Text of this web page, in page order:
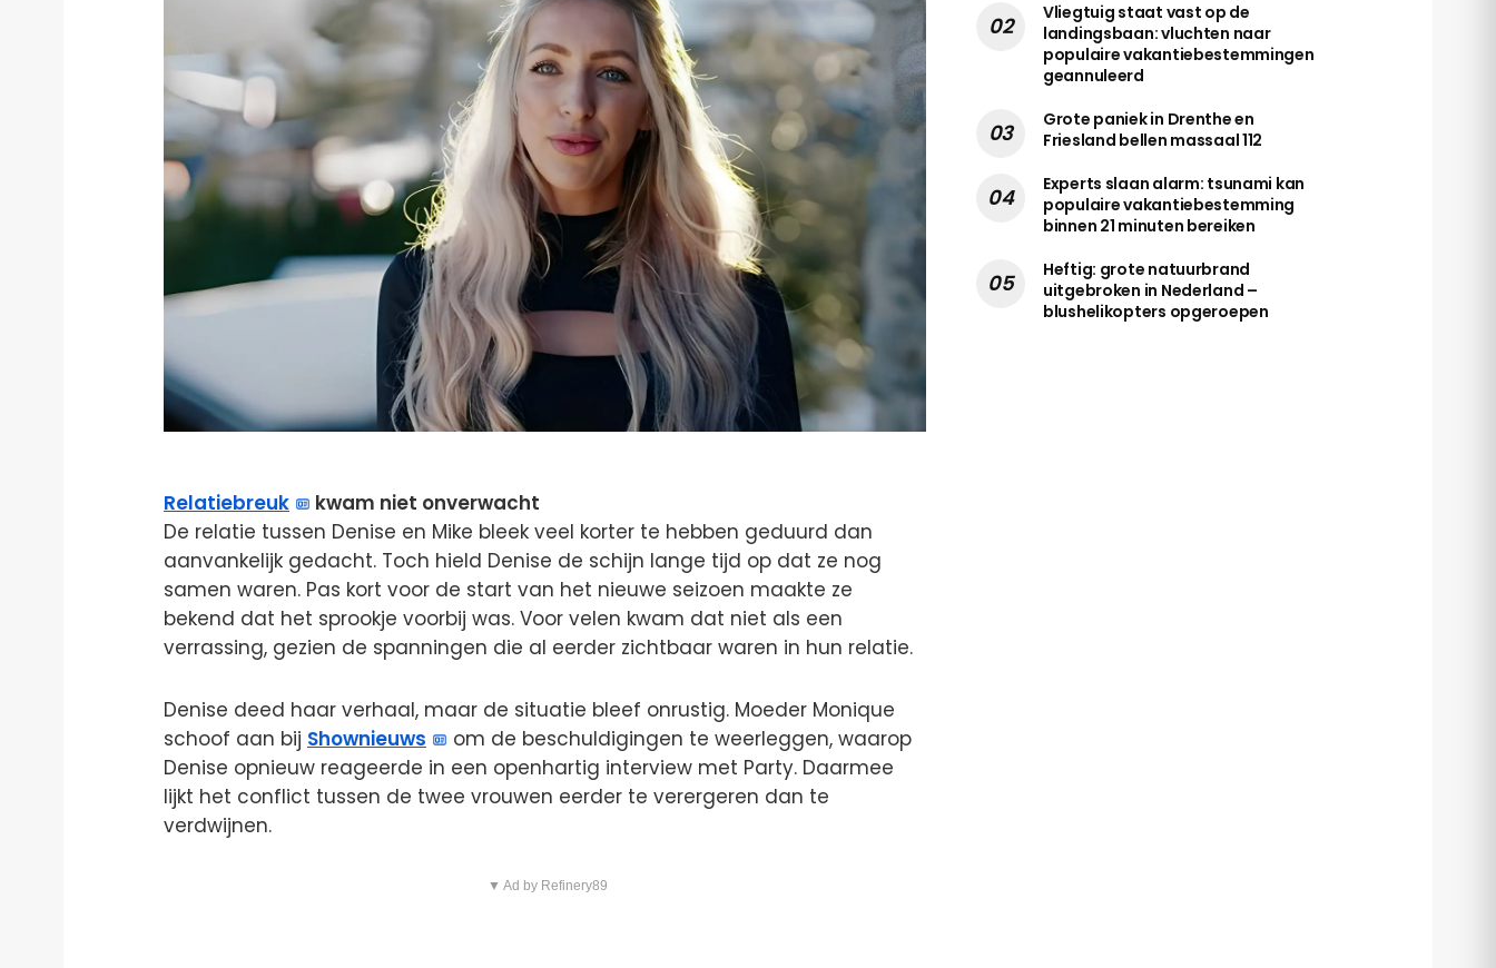
Relatiebreuk
kwam niet onverwacht
De relatie tussen Denise en Mike bleek veel korter te hebben geduurd dan
aanvankelijk gedacht. Toch hield Denise de schijn lange tijd op dat ze nog
samen waren. Pas kort voor de start van het nieuwe seizoen maakte ze
bekend dat het sprookje voorbij was. Voor velen kwam dat niet als een
verrassing, gezien de spanningen die al eerder zichtbaar waren in hun relatie.
Denise deed haar verhaal, maar de situatie bleef onrustig. Moeder Monique
schoof aan bij Shownieuws
om de beschuldigingen te weerleggen, waarop
Denise opnieuw reageerde in een openhartig interview met Party. Daarmee
lijkt het conflict tussen de twee vrouwen eerder te verergeren dan te
verdwijnen.
▼ Ad by Refinery89
Vliegtuig staat vast op de
landingsbaan: vluchten naar
populaire vakantiebestemmingen
geannuleerd
Grote paniek in Drenthe en
Friesland bellen massaal 112
Experts slaan alarm: tsunami kan
populaire vakantiebestemming
binnen 21 minuten bereiken
Heftig: grote natuurbrand
uitgebroken in Nederland –
blushelikopters opgeroepen